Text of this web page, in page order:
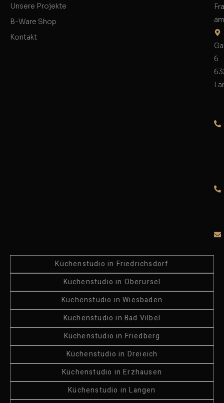
Unsere Projekte
B-Ware Shop
Kontakt
6
Küchenstudio in Friedrichsdorf
Küchenstudio in Oberursel
Küchenstudio in Wiesbaden
Küchenstudio in Bad Vilbel
Küchenstudio in Friedberg
Küchenstudio in Dreieich
Küchenstudio in Erzhausen
Küchenstudio in Langen